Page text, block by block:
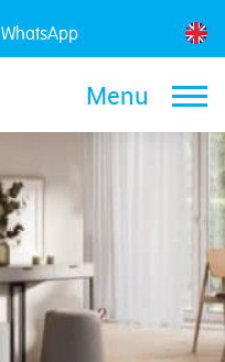
WhatsApp
Menu